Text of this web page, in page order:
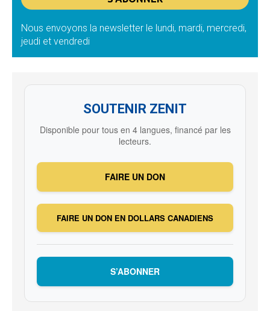
Nous envoyons la newsletter le lundi, mardi, mercredi,
jeudi et vendredi
SOUTENIR ZENIT
Disponible pour tous en 4 langues, financé par les
lecteurs.
FAIRE UN DON
FAIRE UN DON EN DOLLARS CANADIENS
S’ABONNER